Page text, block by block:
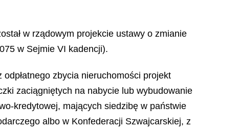
w rządowym projekcie ustawy o zmianie
w Sejmie VI kadencji).
zbycia nieruchomości projekt
zaciągniętych na nabycie lub wybudowanie
kredytowej, mających siedzibę w państwie
albo w Konfederacji Szwajcarskiej, z